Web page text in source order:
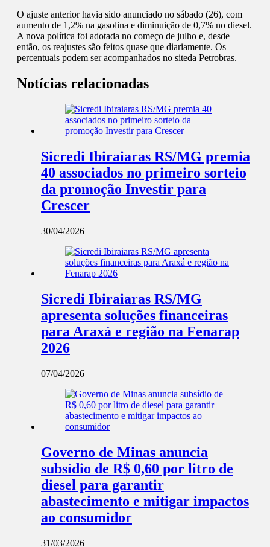
O ajuste anterior havia sido anunciado no sábado (26), com
aumento de 1,2% na gasolina e diminuição de 0,7% no diesel.
A nova política foi adotada no começo de julho e, desde
então, os reajustes são feitos quase que diariamente. Os
percentuais podem ser acompanhados no siteda Petrobras.
Notícias relacionadas
Sicredi Ibiraiaras RS/MG premia
40 associados no primeiro sorteio
da promoção Investir para
Crescer
30/04/2026
Sicredi Ibiraiaras RS/MG
apresenta soluções financeiras
para Araxá e região na Fenarap
2026
07/04/2026
Governo de Minas anuncia
subsídio de R$ 0,60 por litro de
diesel para garantir
abastecimento e mitigar impactos
ao consumidor
31/03/2026